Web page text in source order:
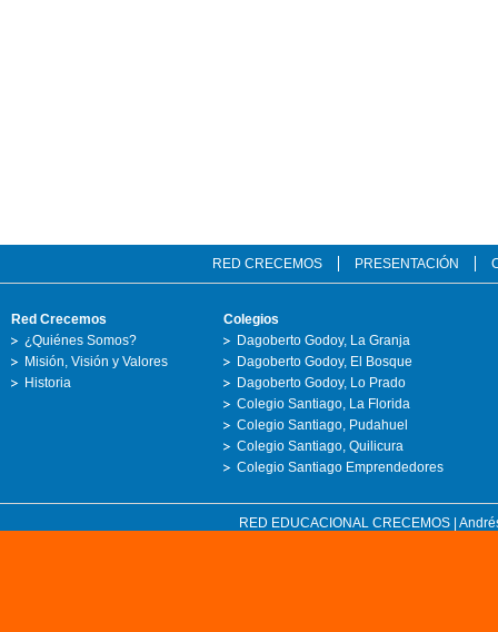
RED CRECEMOS PRESENTACIÓN
Red Crecemos
¿Quiénes Somos?
Misión, Visión y Valores
Historia
Colegios
Dagoberto Godoy, La Granja
Dagoberto Godoy, El Bosque
Dagoberto Godoy, Lo Prado
Colegio Santiago, La Florida
Colegio Santiago, Pudahuel
Colegio Santiago, Quilicura
Colegio Santiago Emprendedores
RED EDUCACIONAL CRECEMOS |